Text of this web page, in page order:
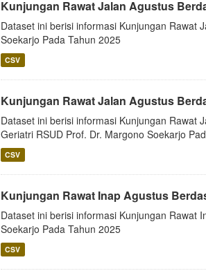
Kunjungan Rawat Jalan Agustus
Dataset ini berisi informasi Kunjungan Rawat
Soekarjo Pada Tahun 2025
CSV
Kunjungan Rawat Jalan Agustus
Dataset ini berisi informasi Kunjungan Rawat
Geriatri RSUD Prof. Dr. Margono Soekarjo
CSV
Kunjungan Rawat Inap Agustus
Dataset ini berisi informasi Kunjungan Rawat
Soekarjo Pada Tahun 2025
CSV